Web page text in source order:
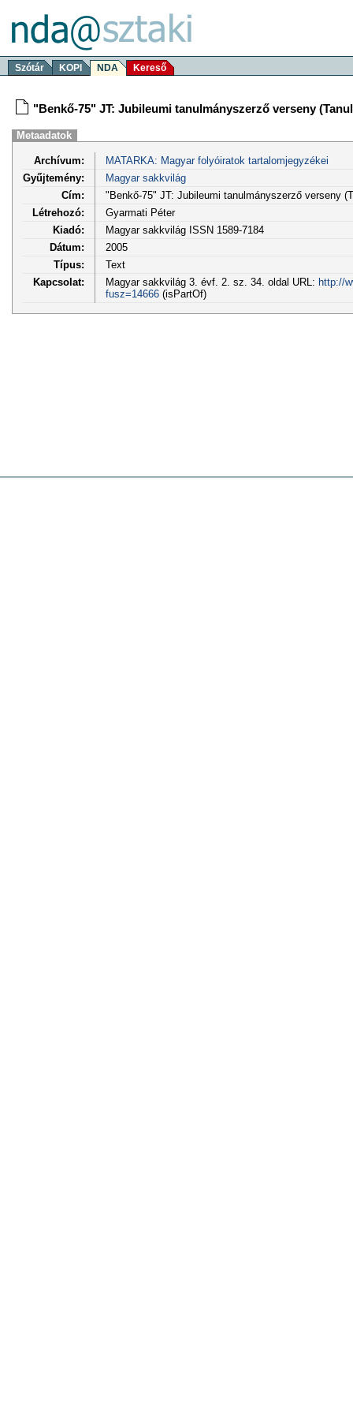
Szótár KOPI NDA Kereső
"Benkő-75" JT: Jubileumi tanulmányszerző verseny
Metaadatok
Archívum:
MATARKA: Magyar folyóiratok tartalomjegyzékei
Gyűjtemény:
Magyar sakkvilág
Cím:
"Benkő-75" JT: Jubileumi tanulmányszerző verseny
Létrehozó:
Gyarmati Péter
Kiadó:
Magyar sakkvilág ISSN 1589-7184
Dátum:
2005
Típus:
Text
Kapcsolat:
Magyar sakkvilág 3. évf. 2. sz. 34. oldal URL: http://
fusz=14666(isPartOf)